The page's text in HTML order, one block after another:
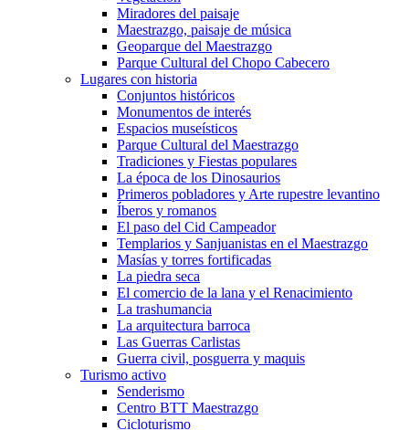
Miradores del paisaje
Maestrazgo, paisaje de música
Geoparque del Maestrazgo
Parque Cultural del Chopo Cabecero
Lugares con historia
Conjuntos históricos
Monumentos de interés
Espacios museísticos
Parque Cultural del Maestrazgo
Tradiciones y Fiestas populares
La época de los Dinosaurios
Primeros pobladores y Arte rupestre levantino
Íberos y romanos
El paso del Cid Campeador
Templarios y Sanjuanistas en el Maestrazgo
Masías y torres fortificadas
La piedra seca
El comercio de la lana y el Renacimiento
La trashumancia
La arquitectura barroca
Las Guerras Carlistas
Guerra civil, posguerra y maquis
Turismo activo
Senderismo
Centro BTT Maestrazgo
Cicloturismo